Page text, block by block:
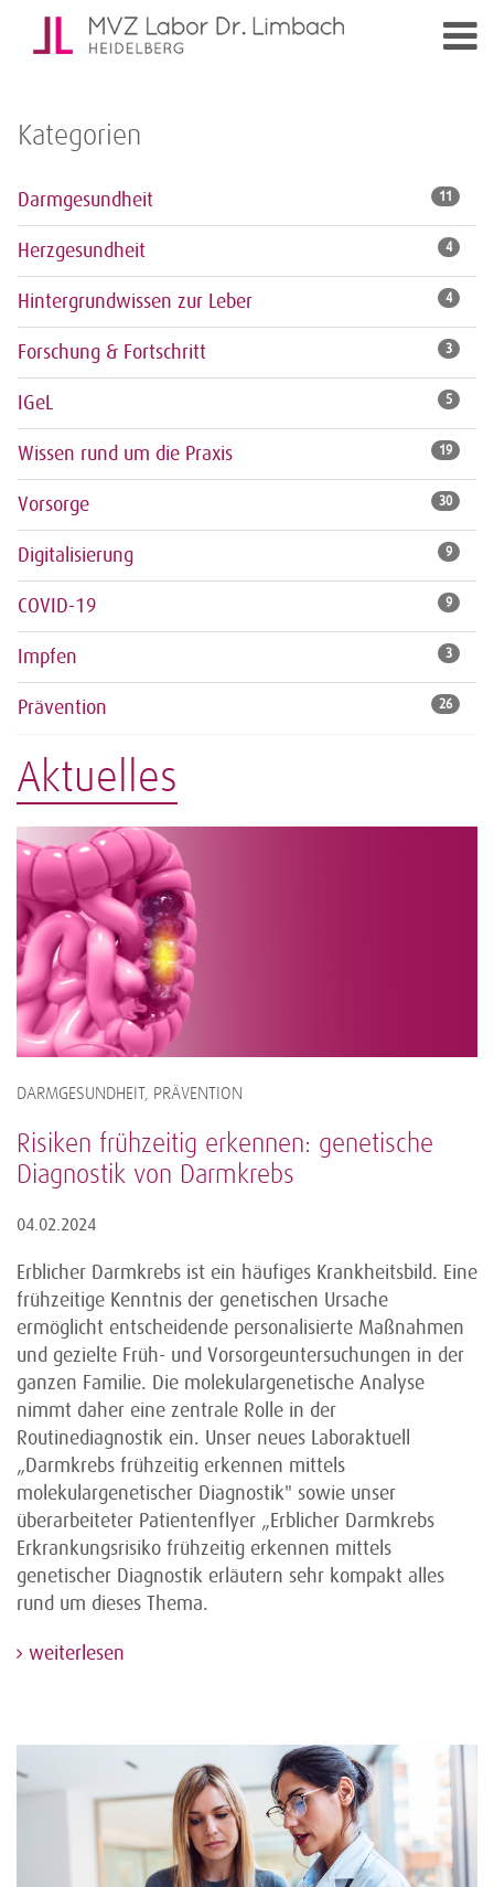
Kategorien
Darmgesundheit 11
Herzgesundheit 4
Hintergrundwissen zur Leber 4
Forschung & Fortschritt 3
IGeL 5
Wissen rund um die Praxis 19
Vorsorge 30
Digitalisierung 9
COVID-19 9
Impfen 3
Prävention 26
Aktuelles
DARMGESUNDHEIT, PRÄVENTION
Risiken frühzeitig erkennen: genetische
Diagnostik von Darmkrebs
04.02.2024
Erblicher Darmkrebs ist ein häufiges Krankheitsbild. Eine
frühzeitige Kenntnis der genetischen Ursache
ermöglicht entscheidende personalisierte Maßnahmen
und gezielte Früh- und Vorsorgeuntersuchungen in der
ganzen Familie. Die molekulargenetische Analyse
nimmt daher eine zentrale Rolle in der
Routinediagnostik ein. Unser neues Laboraktuell
„Darmkrebs frühzeitig erkennen mittels
molekulargenetischer Diagnostik" sowie unser
überarbeiteter Patientenflyer „Erblicher Darmkrebs
Erkrankungsrisiko frühzeitig erkennen mittels
genetischer Diagnostik erläutern sehr kompakt alles
rund um dieses Thema.
weiterlesen